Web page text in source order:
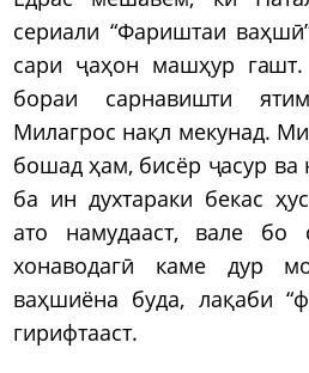
сериали “Фариштаи
сари ҷаҳон машҳур
бораи сарнавишти
Милагрос нақл мекунад.
бошад ҳам, бисёр ҷасур ва
ба ин духтараки бекас
ато намудааст, вале бо
хонаводагӣ каме дур
ваҳшиёна буда, лақаби
гирифтааст.